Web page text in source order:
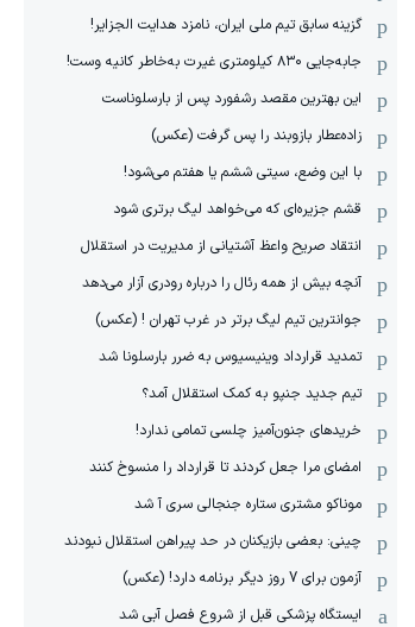
گزینه سابق تیم ملی ایران، نامزد هدایت الجزایر!
جابه‌جایی ۸۳۰ کیلومتری غیرت به‌خاطر کانیه وست!
این بهترین مقصد رشفورد پس از بارسلوناست
زاده‌عطار بازوبند را پس گرفت (عکس)
با این وضع، سیتی ششم یا هفتم می‌شود!
قشم جزیره‌ای که می‌خواهد لیگ برتری شود
انتقاد صریح واعظ آشتیانی از مدیریت در استقلال
آنچه بیش از همه رئال را درباره رودری آزار می‌دهد
جوانترین تیم لیگ برتر در غرب تهران ! (عکس)
تمدید قرارداد وینیسیوس به ضرر بارسلونا شد
تیم جدید جنپو به کمک استقلال آمد؟
خریدهای جنون‌آمیز چلسی تمامی ندارد!
امضای مرا جعل کردند تا قرارداد را منسوخ کنند
موناکو مشتری ستاره جنجالی سری آ شد
چینی: بعضی بازیکنان در حد پیراهن استقلال نبودند
آزمون برای 7 روز دیگر برنامه دارد! (عکس)
ایستگاه پزشکی قبل از شروع فصل آبی شد